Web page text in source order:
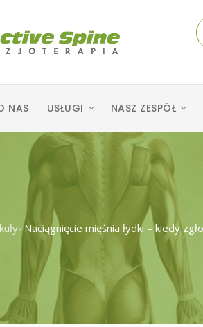
NAS USŁUGI NASZ ZESPÓŁ
›Naciągnięcie mięśnia łydki – kiedy